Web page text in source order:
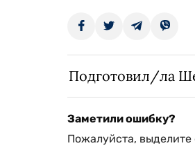
Подготовил/ла
Заметили ошибку?
Пожалуйста,